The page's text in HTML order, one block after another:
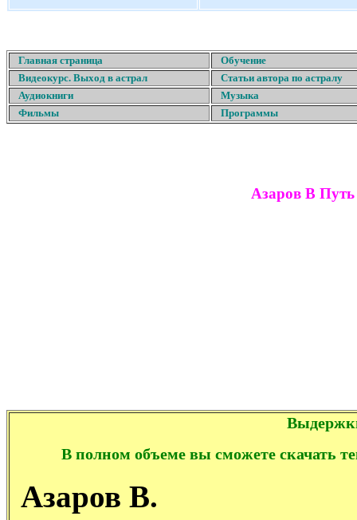
Главная страница
Обучение
Видеокурс. Выход в астрал
Статьи автора по астралу
Аудиокниги
Музыка
Фильмы
Программы
Азаров В
В полном объеме вы сможете скачать
Азаров В.